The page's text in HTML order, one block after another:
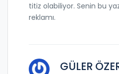
titiz olabiliyor. Senin bu
reklamı.
GÜLER